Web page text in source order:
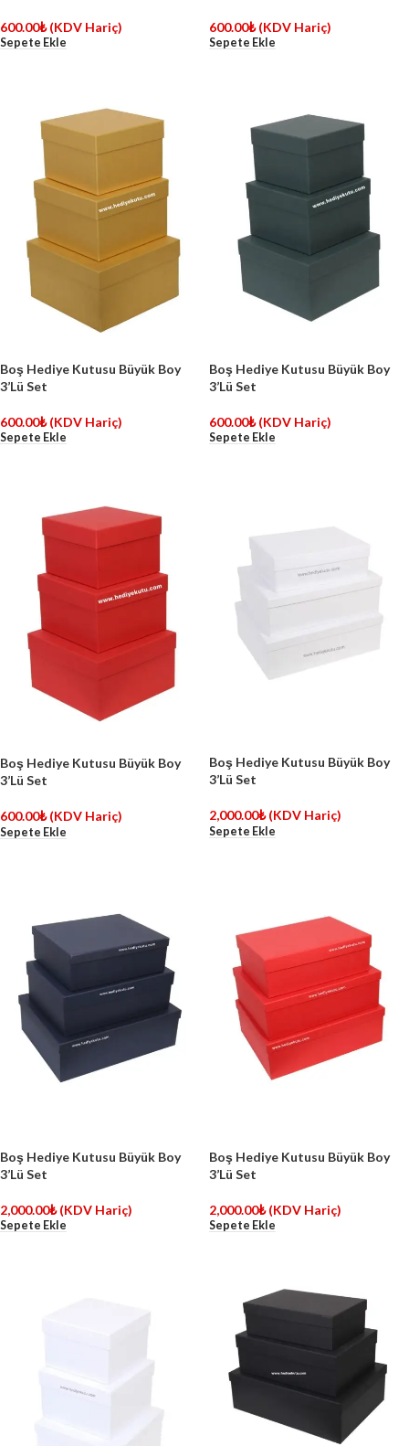
600.00₺ (KDV Hariç)
Sepete Ekle
600.00₺ (KDV Hariç)
Sepete Ekle
Boş Hediye Kutusu Büyük Boy
3’Lü Set
600.00₺ (KDV Hariç)
Sepete Ekle
Boş Hediye Kutusu Büyük Boy
3’Lü Set
600.00₺ (KDV Hariç)
Sepete Ekle
Boş Hediye Kutusu Büyük Boy
3’Lü Set
600.00₺ (KDV Hariç)
Sepete Ekle
Boş Hediye Kutusu Büyük Boy
3’Lü Set
2,000.00₺ (KDV Hariç)
Sepete Ekle
Boş Hediye Kutusu Büyük Boy
3’Lü Set
2,000.00₺ (KDV Hariç)
Sepete Ekle
Boş Hediye Kutusu Büyük Boy
3’Lü Set
2,000.00₺ (KDV Hariç)
Sepete Ekle